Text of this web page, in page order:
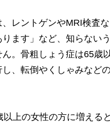
レントゲンやMRI検査
ます」など、知らない
。骨粗しょう症は65歳
、転倒やくしゃみなど
上の女性の方に増える